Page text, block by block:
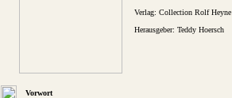
Verlag: Collection Rolf Heyne
Herausgeber: Teddy Hoersch
Vorwort